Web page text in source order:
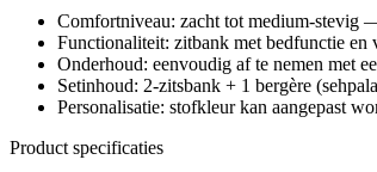
Comfortniveau: zacht tot medium-stevig
Functionaliteit: zitbank met bedfunctie en
Onderhoud: eenvoudig af te nemen met
Setinhoud: 2-zitsbank + 1 bergère
Personalisatie: stofkleur kan aangepast
Product specificaties